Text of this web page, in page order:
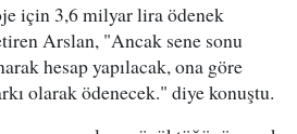
için 3,6 milyar lira ödenek
Arslan, "Ancak sene sonu
hesap yapılacak, ona göre
olarak ödenecek." diye konuştu.